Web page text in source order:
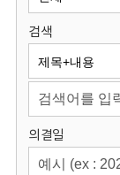
검색
의결일